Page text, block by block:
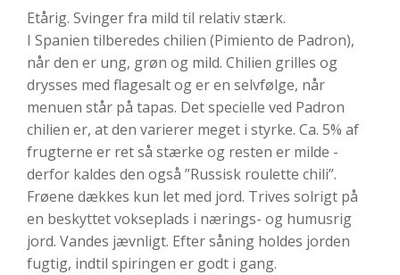
Etårig. Svinger fra mild til relativ stærk.
I Spanien tilberedes chilien (Pimiento de Padron),
når den er ung, grøn og mild. Chilien grilles og
drysses med flagesalt og er en selvfølge, når
menuen står på tapas. Det specielle ved Padron
chilien er, at den varierer meget i styrke. Ca. 5% af
frugterne er ret så stærke og resten er milde -
derfor kaldes den også ”Russisk roulette chili”.
Frøene dækkes kun let med jord. Trives solrigt på
en beskyttet vokseplads i nærings- og humusrig
jord. Vandes jævnligt. Efter såning holdes jorden
fugtig, indtil spiringen er godt i gang.